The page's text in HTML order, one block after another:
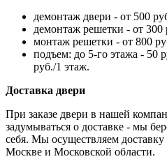
демонтаж двери - от 500
демонтаж решетки - от 300
монтаж решетки - от 800
подъем: до 5-го этажа - 50
руб./1 этаж.
Доставка двери
При заказе двери в нашей
задумываться о доставке - мы
себя. Мы осуществляем
Москве и Московской области.